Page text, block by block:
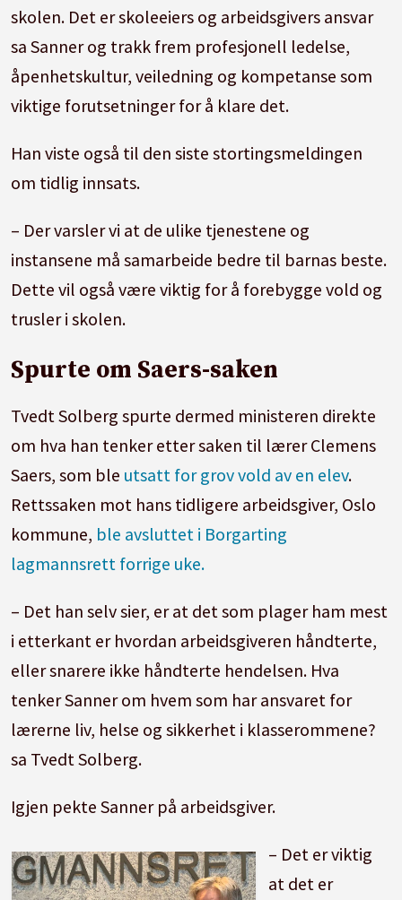
skolen. Det er skoleeiers og arbeidsgivers ansvar
sa Sanner og trakk frem profesjonell ledelse,
åpenhetskultur, veiledning og kompetanse som
viktige forutsetninger for å klare det.
Han viste også til den siste stortingsmeldingen
om tidlig innsats.
– Der varsler vi at de ulike tjenestene og
instansene må samarbeide bedre til barnas beste.
Dette vil også være viktig for å forebygge vold og
trusler i skolen.
Spurte om Saers-saken
Tvedt Solberg spurte dermed ministeren direkte
om hva han tenker etter saken til lærer Clemens
Saers, som ble utsatt for grov vold av en elev.
Rettssaken mot hans tidligere arbeidsgiver, Oslo
kommune, ble avsluttet i Borgarting
lagmannsrett forrige uke.
– Det han selv sier, er at det som plager ham mest
i etterkant er hvordan arbeidsgiveren håndterte,
eller snarere ikke håndterte hendelsen. Hva
tenker Sanner om hvem som har ansvaret for
lærerne liv, helse og sikkerhet i klasserommene?
sa Tvedt Solberg.
Igjen pekte Sanner på arbeidsgiver.
– Det er viktig
at det er